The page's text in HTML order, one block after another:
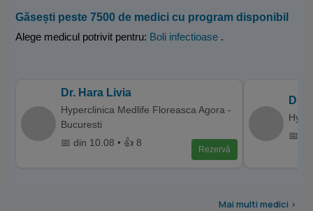
Găsești peste 7500 de medici cu program disponibil
Alege medicul potrivit pentru: Boli infectioase .
Dr. Hara Livia
Hyperclinica Medlife Floreasca Agora -
Bucuresti
📅 din 10.08 • 👍 8
Rezervă
Dr.
📅
Mai multi medici >